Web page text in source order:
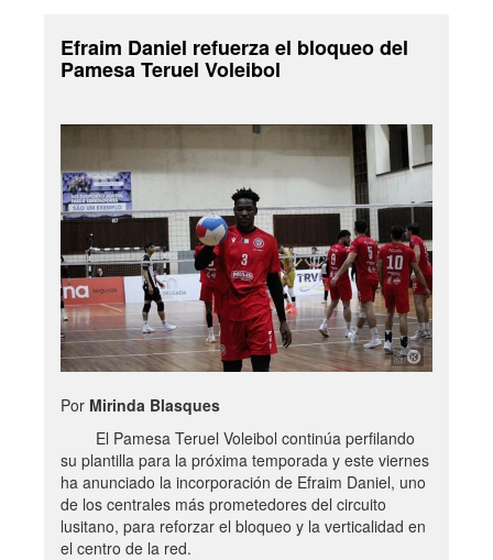
Efraim Daniel refuerza el bloqueo del
Pamesa Teruel Voleibol
Por Mirinda Blasques
El Pamesa Teruel Voleibol continúa perfilando
su plantilla para la próxima temporada y este viernes
ha anunciado la incorporación de Efraim Daniel, uno
de los centrales más prometedores del circuito
lusitano, para reforzar el bloqueo y la verticalidad en
el centro de la red.